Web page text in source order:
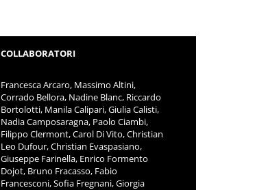
COLLABORATORI
Francesca Arcaro, Massimo Altini,
Corrado Bellora, Nadine Blanc, Riccardo
Bortolotti, Manila Calipari, Giulia Calisti,
Nadia Camposaragna, Paolo Ciambi,
Filippo Clermont, Carol Di Vito, Christian
Leo Dufour, Christian Evaspasiano,
Giuseppe Farinella, Enrico Formento
Dojot, Bruno Fracasso, Fabio
Francesconi, Sofia Fregnani, Giorgia